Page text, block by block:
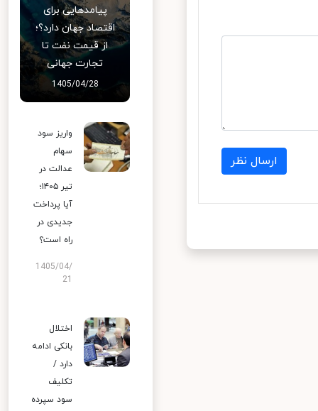
ارسال نظر
پیامدهایی برای
اقتصاد جهان دارد؟؛
از قیمت نفت تا
تجارت جهانی
1405/04/28
واریز سود
سهام
عدالت در
تیر ۱۴۰۵؛
آیا پرداخت
جدیدی در
راه است؟
1405/04/
اختلال
بانکی ادامه
دارد /
تکلیف
سود سپرده